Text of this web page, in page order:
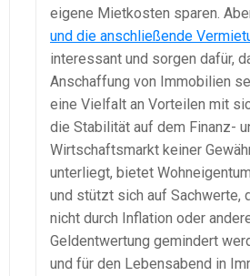
eigene Mietkosten sparen.
und die anschließende
interessant und sorgen dafür,
Anschaffung von Immobilien
eine Vielfalt an Vorteilen mit
die Stabilität auf dem Finanz-
Wirtschaftsmarkt keiner
unterliegt, bietet
und stützt sich auf Sachwerte,
nicht durch Inflation oder
Geldentwertung gemindert
und für den Lebensabend in